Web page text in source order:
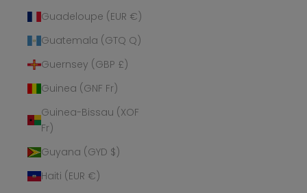
Guadeloupe (EUR €)
Guatemala (GTQ Q)
Guernsey (GBP £)
Guinea (GNF Fr)
Guinea-Bissau (XOF
Fr)
Guyana (GYD $)
Haiti (EUR €)